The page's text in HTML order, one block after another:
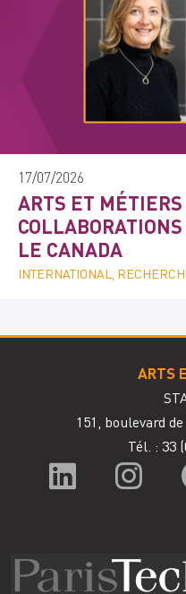
17/07/2026
ARTS ET
LE CANADA
INTERNATIONAL,
ARTS
151, boulevard
Tél. : 33